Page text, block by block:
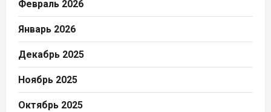
Февраль 2026
Январь 2026
Декабрь 2025
Ноябрь 2025
Октябрь 2025